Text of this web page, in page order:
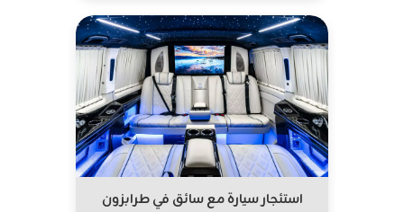
استئجار سيارة مع سائق في طرابزون